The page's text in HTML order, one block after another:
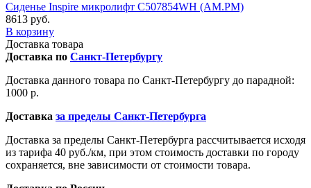
Сиденье Inspire микролифт C507854WH (AM.PM)
8613 руб.
В корзину
Доставка товара
Доставка по Санкт-Петербургу
Доставка данного товара по Санкт-Петербургу до парадной:
1000 р.
Доставка за пределы Санкт-Петербурга
Доставка за пределы Санкт-Петербурга рассчитывается исходя
из тарифа 40 руб./км, при этом стоимость доставки по городу
сохраняется, вне зависимости от стоимости товара.